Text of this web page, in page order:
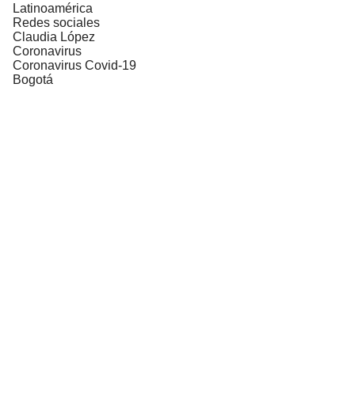
Latinoamérica
Redes sociales
Claudia López
Coronavirus
Coronavirus Covid-19
Bogotá